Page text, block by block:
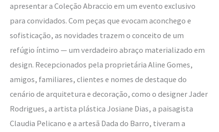
apresentar a Coleção Abraccio em um evento exclusivo
para convidados. Com peças que evocam aconchego e
sofisticação, as novidades trazem o conceito de um
refúgio íntimo — um verdadeiro abraço materializado em
design. Recepcionados pela proprietária Aline Gomes,
amigos, familiares, clientes e nomes de destaque do
cenário de arquitetura e decoração, como o designer Jader
Rodrigues, a artista plástica Josiane Dias, a paisagista
Claudia Pelicano e a artesã Dada do Barro, tiveram a